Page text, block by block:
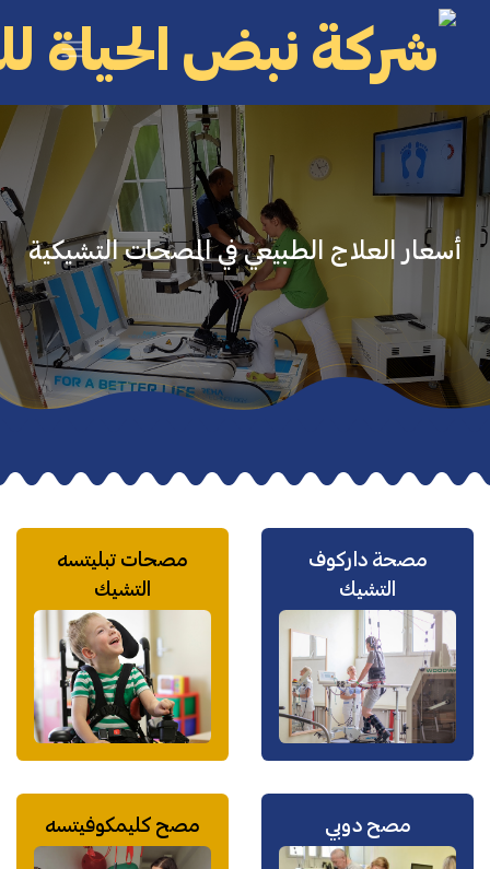
أسعار العلاج الطبيعي في المصحات التشيكية
مصحة داركوف
التشيك
مصحات تبليتسه
التشيك
مصح دوبي مصح كليمكوفيتسه